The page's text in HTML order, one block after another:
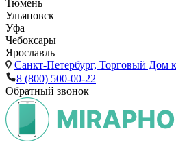
Тюмень
Ульяновск
Уфа
Чебоксары
Ярославль
Санкт-Петербург, Торговый Дом
8 (800) 500-00-22
Обратный звонок